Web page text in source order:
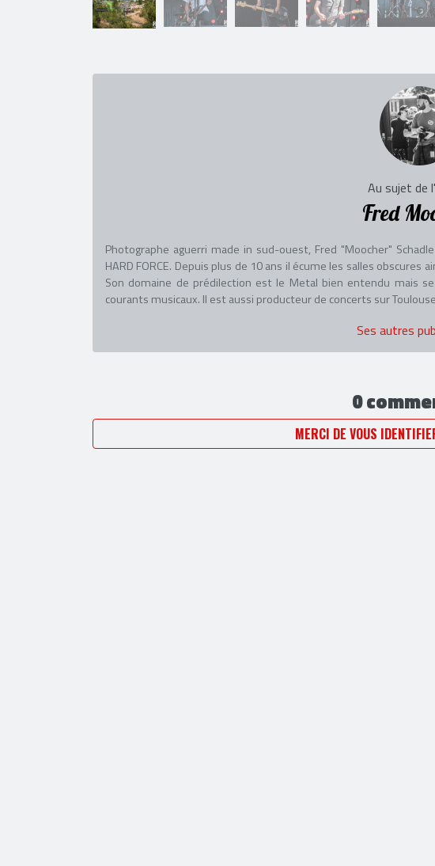
Au sujet de
Fred
Photographe aguerri made in sud-ouest, Fred "Moocher"
HARD FORCE. Depuis plus de 10 ans il écume les salles
Son domaine de prédilection est le Metal bien entendu mais
courants musicaux. Il est aussi producteur de concerts sur Toulouse
Ses autres
0
MERCI DE VOUS